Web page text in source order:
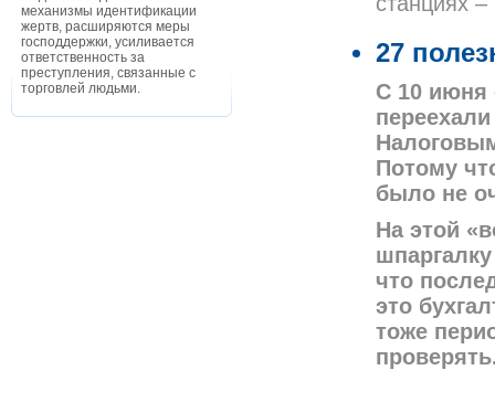
механизмы идентификации
жертв, расширяются меры
господдержки, усиливается
ответственность за
преступления, связанные с
торговлей людьми.
27
С 10 июня
Потому
было не
На этой
что
это
тоже